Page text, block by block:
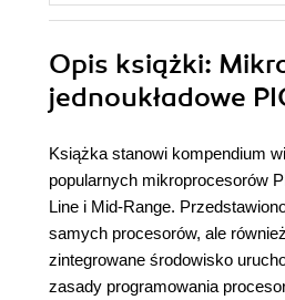
Opis książki:
jednoukładowe
Książka stanowi kompendium
popularnych mikroprocesorów
Line i Mid-Range.
samych procesorów, ale
zintegrowane środowisko
zasady programowania